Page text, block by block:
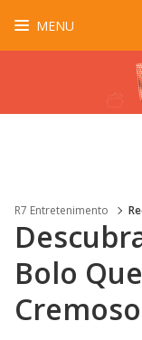
MENU
R7 Entretenimento
Bolo